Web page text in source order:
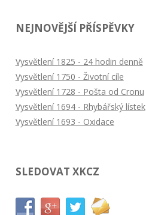
NEJNOVĚJŠÍ PŘÍSPĚVKY
Vysvětlení 1825 - 24 hodin denně
Vysvětlení 1750 - Životní cíle
Vysvětlení 1728 - Pošta od Cronu
Vysvětlení 1694 - Rhybářský lístek
Vysvětlení 1693 - Oxidace
SLEDOVAT XKCZ